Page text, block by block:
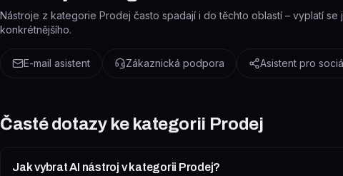
Nástroje z kategorie Prodej často spadají i do těchto oblastí – vyplatí
konkrétnějšího.
E-mail asistent Zákaznická podpora Asistent pro
Časté dotazy ke kategorii Prodej
Jak vybrat AI nástroj v kategorii Prodej?